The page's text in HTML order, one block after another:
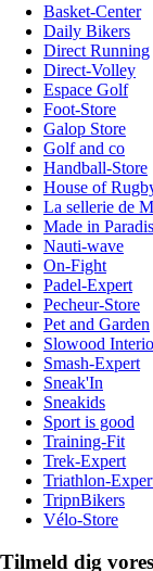
Basket-Center
Daily Bikers
Direct Running
Direct-Volley
Espace Golf
Foot-Store
Galop Store
Golf and co
Handball-Store
House of
La sellerie de
Made in Paradis
Nauti-wave
On-Fight
Padel-Expert
Pecheur-Store
Pet and Garden
Slowood
Smash-Expert
Sneak'In
Sneakids
Sport is good
Training-Fit
Trek-Expert
Triathlon-
TripnBikers
Vélo-Store
Tilmeld dig